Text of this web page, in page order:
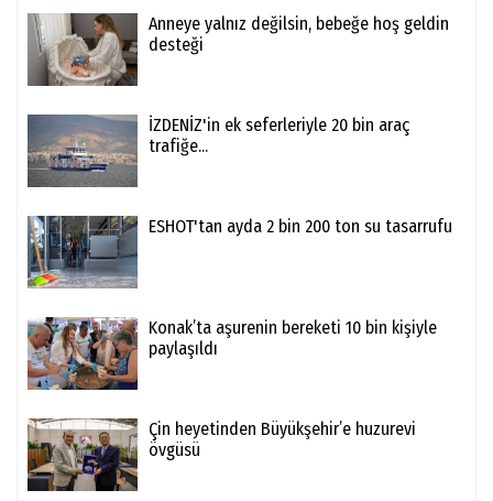
Anneye yalnız değilsin, bebeğe hoş geldin
desteği
İZDENİZ'in ek seferleriyle 20 bin araç
trafiğe...
ESHOT'tan ayda 2 bin 200 ton su tasarrufu
Konak’ta aşurenin bereketi 10 bin kişiyle
paylaşıldı
Çin heyetinden Büyükşehir’e huzurevi
övgüsü